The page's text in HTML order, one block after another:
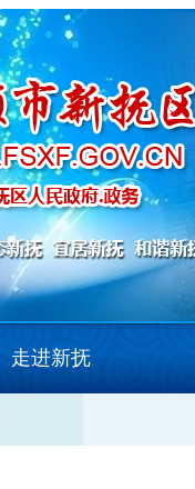
走进新抚